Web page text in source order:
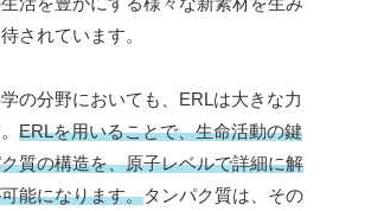
されています。
の分野においても、ERLは大きな力
ERLを用いることで、生命活動の鍵
質の構造を、原子レベルで詳細に解
能になります。タンパク質は、その